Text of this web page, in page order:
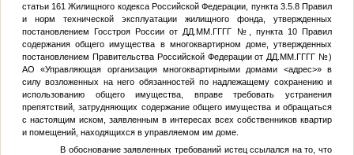
статьи 161 Жилищного кодекса Российской Федерации, пункта 3.5.8 Правил
и норм технической эксплуатации жилищного фонда, утвержденных
постановлением Госстроя России от ДД.ММ.ГГГГ №
, пункта 10 Правил
содержания общего имущества в многоквартирном доме, утвержденных
постановлением Правительства Российской Федерации от ДД.ММ.ГГГГ №)
АО «Управляющая организация многоквартирными домами <адрес>» в
силу возложенных на него обязанностей по надлежащему сохранению и
использованию общего имущества, вправе требовать устранения
препятствий, затрудняющих содержание общего имущества и обращаться
с настоящим иском, заявленным в интересах всех собственников квартир
и помещений, находящихся в управляемом им доме.
В обоснование заявленных требований истец ссылался на то, что